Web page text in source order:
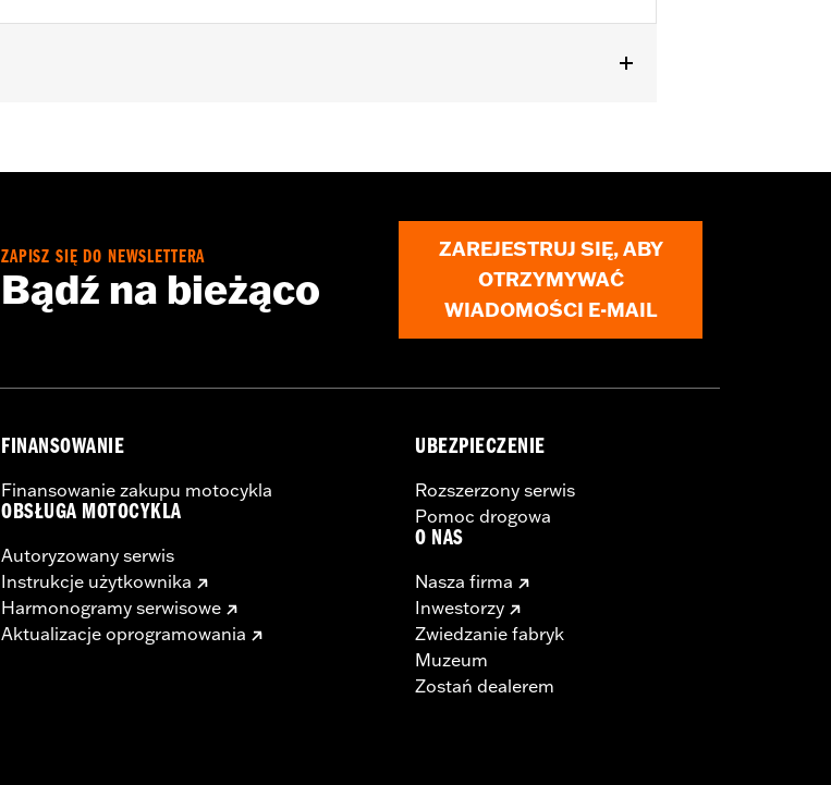
ZAPISZ SIĘ DO NEWSLETTERA
Bądź na bieżąco
ZAREJESTRUJ SIĘ, ABY
OTRZYMYWAĆ
WIADOMOŚCI E-MAIL
FINANSOWANIE
Finansowanie zakupu motocykla
OBSŁUGA MOTOCYKLA
Autoryzowany serwis
Instrukcje użytkownika
Harmonogramy serwisowe
Aktualizacje oprogramowania
UBEZPIECZENIE
Rozszerzony serwis
Pomoc drogowa
O NAS
Nasza firma
Inwestorzy
Zwiedzanie fabryk
Muzeum
Zostań dealerem